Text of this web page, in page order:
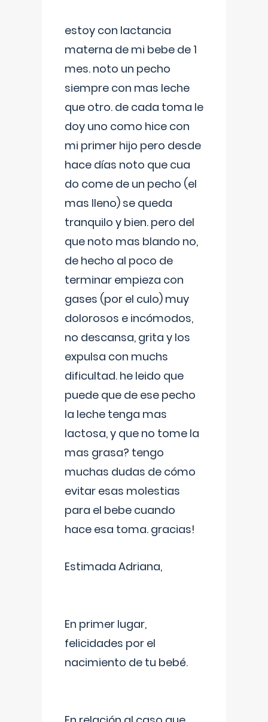
estoy con lactancia
materna de mi bebe de 1
mes. noto un pecho
siempre con mas leche
que otro. de cada toma le
doy uno como hice con
mi primer hijo pero desde
hace días noto que cua
do come de un pecho (el
mas lleno) se queda
tranquilo y bien. pero del
que noto mas blando no,
de hecho al poco de
terminar empieza con
gases (por el culo) muy
dolorosos e incómodos,
no descansa, grita y los
expulsa con muchs
dificultad. he leido que
puede que de ese pecho
la leche tenga mas
lactosa, y que no tome la
mas grasa? tengo
muchas dudas de cómo
evitar esas molestias
para el bebe cuando
hace esa toma. gracias!
Estimada Adriana,
En primer lugar,
felicidades por el
nacimiento de tu bebé.